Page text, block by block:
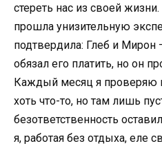
стереть нас из своей
прошла унизительную
подтвердила: Глеб и Мирон
обязал его платить, но он
Каждый месяц я проверяю
хоть что-то, но там лишь
безответственность
я, работая без отдыха, еле